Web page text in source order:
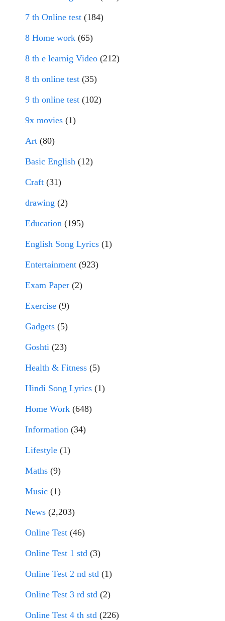
7 th Online test (184)
8 Home work (65)
8 th e learnig Video (212)
8 th online test (35)
9 th online test (102)
9x movies (1)
Art (80)
Basic English (12)
Craft (31)
drawing (2)
Education (195)
English Song Lyrics (1)
Entertainment (923)
Exam Paper (2)
Exercise (9)
Gadgets (5)
Goshti (23)
Health & Fitness (5)
Hindi Song Lyrics (1)
Home Work (648)
Information (34)
Lifestyle (1)
Maths (9)
Music (1)
News (2,203)
Online Test (46)
Online Test 1 std (3)
Online Test 2 nd std (1)
Online Test 3 rd std (2)
Online Test 4 th std (226)